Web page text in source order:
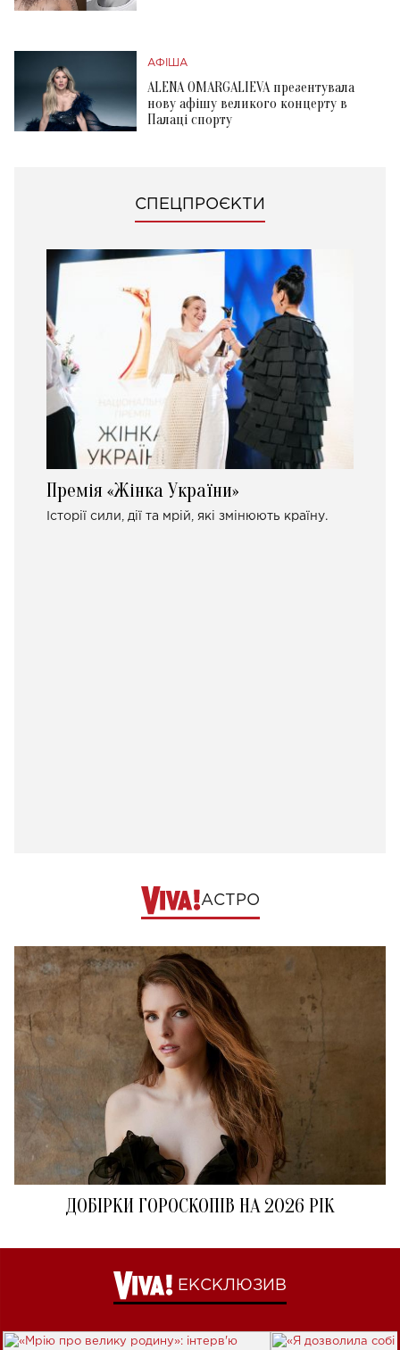
АФІША
ALENA OMARGALIEVA презентувала
нову афішу великого концерту в
Палаці спорту
СПЕЦПРОЄКТИ
Премія «Жінка України»
Історії сили, дії та мрій, які змінюють країну.
АСТРО
ДОБІРКИ ГОРОСКОПІВ НА 2026 РІК
ЕКСКЛЮЗИВ